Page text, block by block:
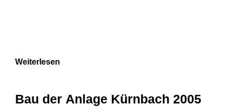
Weiterlesen
Bau der Anlage Kürnbach 2005